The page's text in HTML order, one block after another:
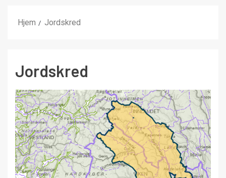
Hjem Jordskred
Jordskred